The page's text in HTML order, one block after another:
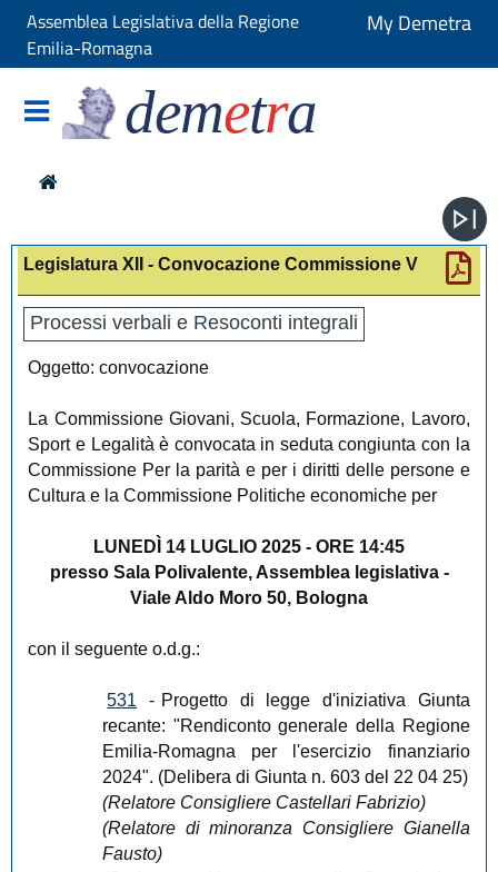
Assemblea Legislativa della Regione
Emilia-Romagna
My Demetra
demetra
Legislatura XII - Convocazione Commissione V
Processi verbali e Resoconti integrali
Oggetto: convocazione
La Commissione Giovani, Scuola, Formazione, Lavoro,
Sport e Legalità è convocata in seduta congiunta con la
Commissione Per la parità e per i diritti delle persone e
Cultura e la Commissione Politiche economiche per
LUNEDÌ 14 LUGLIO 2025 - ORE 14:45
presso Sala Polivalente, Assemblea legislativa -
Viale Aldo Moro 50, Bologna
con il seguente o.d.g.:
531 - Progetto di legge d'iniziativa Giunta
recante: "Rendiconto generale della Regione
Emilia-Romagna per l'esercizio finanziario
2024". (Delibera di Giunta n. 603 del 22 04 25)
(Relatore Consigliere Castellari Fabrizio)
(Relatore di minoranza Consigliere Gianella
Fausto)